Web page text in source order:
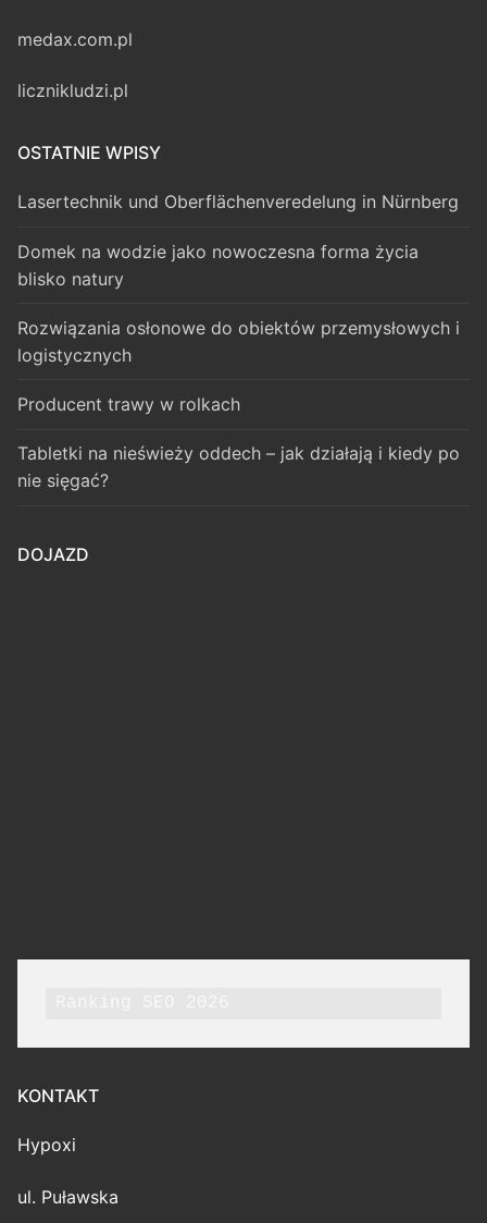
medax.com.pl
licznikludzi.pl
OSTATNIE WPISY
Lasertechnik und Oberflächenveredelung in Nürnberg
Domek na wodzie jako nowoczesna forma życia
blisko natury
Rozwiązania osłonowe do obiektów przemysłowych i
logistycznych
Producent trawy w rolkach
Tabletki na nieświeży oddech – jak działają i kiedy po
nie sięgać?
DOJAZD
KONTAKT
Hypoxi
ul. Puławska